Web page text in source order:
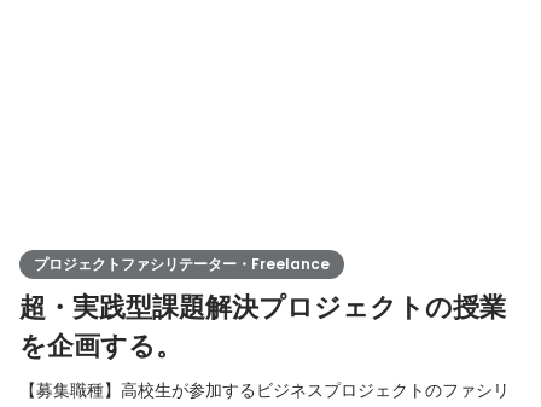
プロジェクトファシリテーター・Freelance
超・実践型課題解決プロジェクトの授業
を企画する。
【募集職種】高校生が参加するビジネスプロジェクトのファシリ